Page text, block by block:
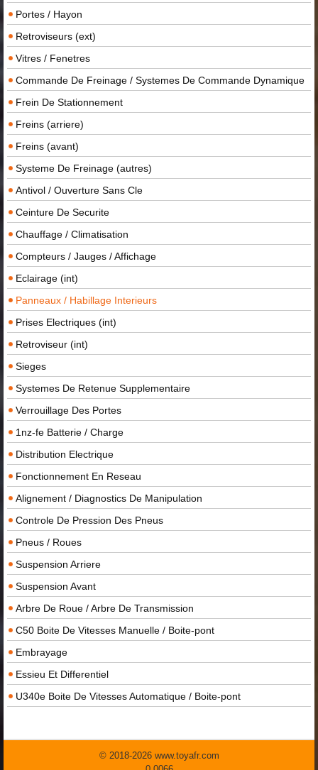
Portes / Hayon
Retroviseurs (ext)
Vitres / Fenetres
Commande De Freinage / Systemes De Commande Dynamique
Frein De Stationnement
Freins (arriere)
Freins (avant)
Systeme De Freinage (autres)
Antivol / Ouverture Sans Cle
Ceinture De Securite
Chauffage / Climatisation
Compteurs / Jauges / Affichage
Eclairage (int)
Panneaux / Habillage Interieurs
Prises Electriques (int)
Retroviseur (int)
Sieges
Systemes De Retenue Supplementaire
Verrouillage Des Portes
1nz-fe Batterie / Charge
Distribution Electrique
Fonctionnement En Reseau
Alignement / Diagnostics De Manipulation
Controle De Pression Des Pneus
Pneus / Roues
Suspension Arriere
Suspension Avant
Arbre De Roue / Arbre De Transmission
C50 Boite De Vitesses Manuelle / Boite-pont
Embrayage
Essieu Et Differentiel
U340e Boite De Vitesses Automatique / Boite-pont
© 2018-2026 www.toyafr.com